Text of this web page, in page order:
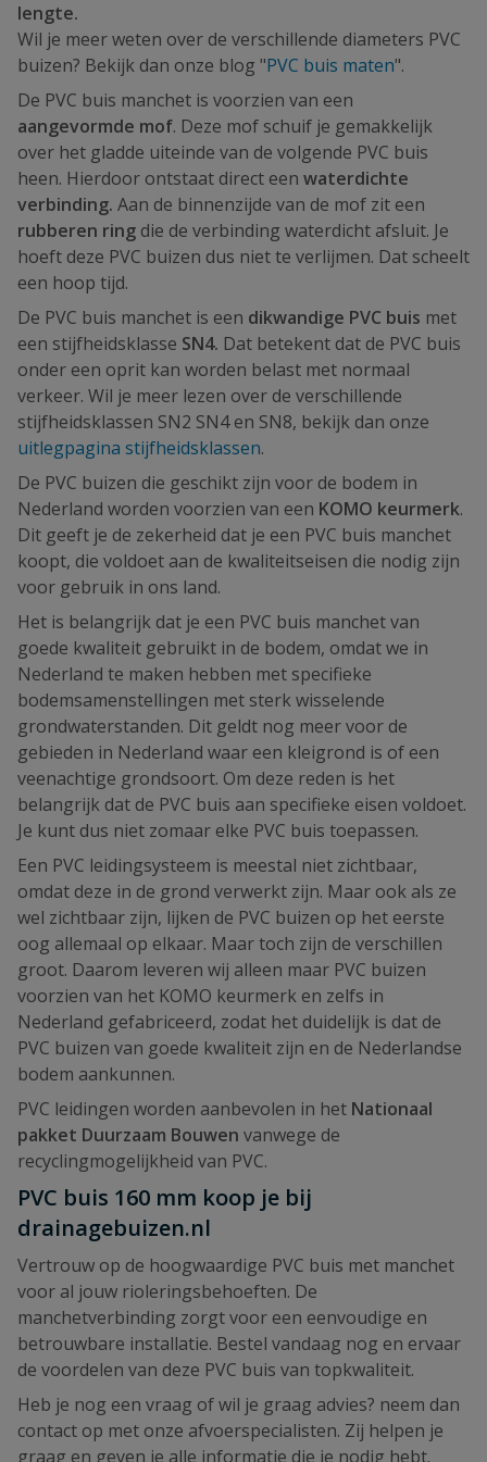
lengte.
Wil je meer weten over de verschillende diameters PVC
buizen? Bekijk dan onze blog "PVC buis maten".
De PVC buis manchet is voorzien van een
aangevormde mof. Deze mof schuif je gemakkelijk
over het gladde uiteinde van de volgende PVC buis
heen. Hierdoor ontstaat direct een waterdichte
verbinding. Aan de binnenzijde van de mof zit een
rubberen ring die de verbinding waterdicht afsluit. Je
hoeft deze PVC buizen dus niet te verlijmen. Dat scheelt
een hoop tijd.
De PVC buis manchet is een dikwandige PVC buis met
een stijfheidsklasse SN4. Dat betekent dat de PVC buis
onder een oprit kan worden belast met normaal
verkeer. Wil je meer lezen over de verschillende
stijfheidsklassen SN2 SN4 en SN8, bekijk dan onze
uitlegpagina stijfheidsklassen.
De PVC buizen die geschikt zijn voor de bodem in
Nederland worden voorzien van een KOMO keurmerk.
Dit geeft je de zekerheid dat je een PVC buis manchet
koopt, die voldoet aan de kwaliteitseisen die nodig zijn
voor gebruik in ons land.
Het is belangrijk dat je een PVC buis manchet van
goede kwaliteit gebruikt in de bodem, omdat we in
Nederland te maken hebben met specifieke
bodemsamenstellingen met sterk wisselende
grondwaterstanden. Dit geldt nog meer voor de
gebieden in Nederland waar een kleigrond is of een
veenachtige grondsoort. Om deze reden is het
belangrijk dat de PVC buis aan specifieke eisen voldoet.
Je kunt dus niet zomaar elke PVC buis toepassen.
Een PVC leidingsysteem is meestal niet zichtbaar,
omdat deze in de grond verwerkt zijn. Maar ook als ze
wel zichtbaar zijn, lijken de PVC buizen op het eerste
oog allemaal op elkaar. Maar toch zijn de verschillen
groot. Daarom leveren wij alleen maar PVC buizen
voorzien van het KOMO keurmerk en zelfs in
Nederland gefabriceerd, zodat het duidelijk is dat de
PVC buizen van goede kwaliteit zijn en de Nederlandse
bodem aankunnen.
PVC leidingen worden aanbevolen in het Nationaal
pakket Duurzaam Bouwen vanwege de
recyclingmogelijkheid van PVC.
PVC buis 160 mm koop je bij
drainagebuizen.nl
Vertrouw op de hoogwaardige PVC buis met manchet
voor al jouw rioleringsbehoeften. De
manchetverbinding zorgt voor een eenvoudige en
betrouwbare installatie. Bestel vandaag nog en ervaar
de voordelen van deze PVC buis van topkwaliteit.
Heb je nog een vraag of wil je graag advies? neem dan
contact op met onze afvoerspecialisten. Zij helpen je
graag en geven je alle informatie die je nodig hebt.